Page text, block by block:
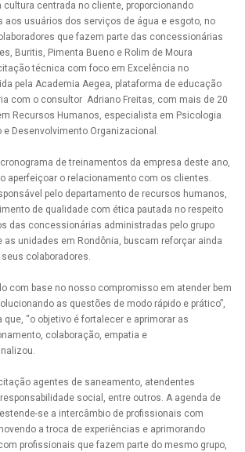
cultura centrada no cliente, proporcionando
aos usuários dos serviços de água e esgoto, no
que fazem parte das concessionárias
Buritis, Pimenta Bueno e Rolim de Moura
técnica com foco em Excelência no
pela Academia Aegea, plataforma de educação
com o consultor Adriano Freitas, com mais de 20
Recursos Humanos, especialista em Psicologia
e Desenvolvimento Organizacional.
de treinamentos da empresa deste ano,
aperfeiçoar o relacionamento com os clientes.
pelo departamento de recursos humanos,
de qualidade com ética pautada no respeito
das concessionárias administradas pelo grupo
as unidades em Rondônia, buscam reforçar ainda
colaboradores.
com base no nosso compromisso em atender bem
as questões de modo rápido e prático”,
que, “o objetivo é fortalecer e aprimorar as
colaboração, empatia e
agentes de saneamento, atendentes
social, entre outros. A agenda de
se a intercâmbio de profissionais com
a troca de experiências e aprimorando
profissionais que fazem parte do mesmo grupo,